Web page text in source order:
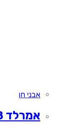
אבני חן
אמרלד 2.48 קראט